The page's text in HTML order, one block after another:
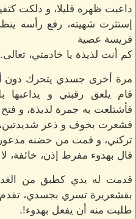
داعبت ظهره قليلا، و دلكت
إستثرت شهيته، رفع رأسه
فريسة عصية
كم أنت لذيذة يا خادمتي، تعالى.
مرة أخرى جسدي يتحرك دون
قام يلعق رقبتي و يداعبها
فأشتلعت به جمرة لذيذة، و
فشعرت بخوف و ذعر
تركني، و قمت من حضنه
قال بهدوء مفرط إذن، خائفة،
قدمت له يدي كطبق من
بقشعريرة تسري بجسدي، تقدم
طلبت منه أن يفعل بهدوء!.